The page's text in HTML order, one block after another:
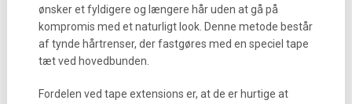
ønsker et fyldigere og længere hår uden at gå på
kompromis med et naturligt look. Denne metode består
af tynde hårtrenser, der fastgøres med en speciel tape
tæt ved hovedbunden.
Fordelen ved tape extensions er, at de er hurtige at